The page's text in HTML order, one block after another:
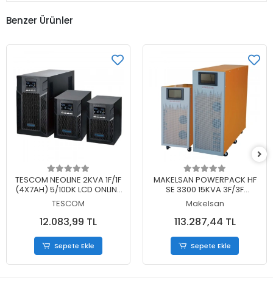
Benzer Ürünler
Sepete Ekle
TESCOM NEOLINE 2KVA 1F/1F
(4X7AH) 5/10DK LCD ONLINE
UPS
TESCOM
12.083,99 TL
Sepete Ekle
Sepete Ekle
MAKELSAN POWERPACK HF
SE 3300 15KVA 3F/3F
(40X7AH) 6/15 DK PF;1 LCD
ONLINE UPS (TRIFAZE)
Makelsan
113.287,44 TL
Sepete Ekle